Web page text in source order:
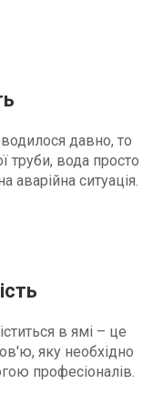
давно, то
труби, вода просто
аварійна ситуація.
в ямі – це
яку необхідно
професіоналів.